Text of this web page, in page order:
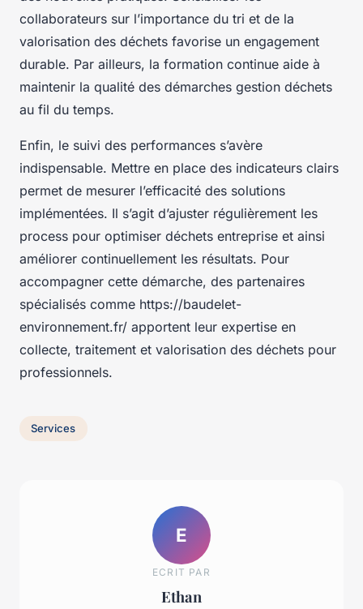
collaborateurs sur l’importance du tri et de la
valorisation des déchets favorise un engagement
durable. Par ailleurs, la formation continue aide à
maintenir la qualité des démarches gestion déchets
au fil du temps.
Enfin, le suivi des performances s’avère
indispensable. Mettre en place des indicateurs clairs
permet de mesurer l’efficacité des solutions
implémentées. Il s’agit d’ajuster régulièrement les
process pour optimiser déchets entreprise et ainsi
améliorer continuellement les résultats. Pour
accompagner cette démarche, des partenaires
spécialisés comme https://baudelet-
environnement.fr/ apportent leur expertise en
collecte, traitement et valorisation des déchets pour
professionnels.
Services
E
ECRIT PAR
Ethan